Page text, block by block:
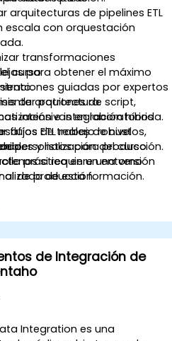
arquitecturas de pipelines ETL
escala con orquestación
transformaciones
para obtener el máximo
patrones de script,
e integración híbrida.
flujos de trabajo robustos,
y listos para producción.
curso
guiadas por expertos
de arquitectura.
intensivas en laboratorios
ETL reales de nivel
práctico en un entorno
al de producción.
personalización del curso
si requiere una versión
de esta formación.
de Integración de
Integration es una